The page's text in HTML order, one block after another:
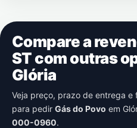
Compare a
ST com outras
Glória
Veja preço, prazo de entrega e
para pedir Gás do Povo em
000-0960.